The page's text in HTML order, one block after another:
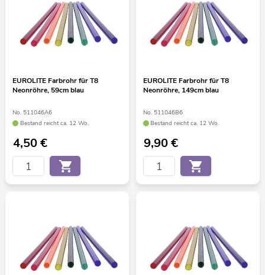
EUROLITE Farbrohr für T8
Neonröhre, 59cm blau
No. 511046A6
Bestand reicht ca. 12 Wo.
4,50€
EUROLITE Farbrohr für T8
Neonröhre, 149cm blau
No. 511046B6
Bestand reicht ca. 12 Wo.
9,90€